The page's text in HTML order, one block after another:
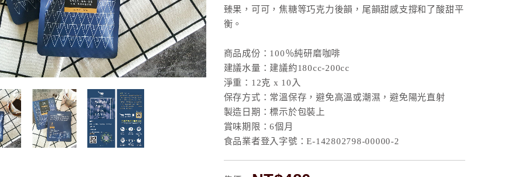
臻果，可可，焦糖等巧克力後韻，尾韻甜感支撐和了酸甜平
衡。
商品成份：100％純研磨咖啡
建議水量：建議約180cc-200cc
淨重：12克 x 10入
保存方式：常溫保存，避免高溫或潮濕，避免陽光直射
製造日期：標示於包裝上
賞味期限：6個月
食品業者登入字號：E-142802798-00000-2